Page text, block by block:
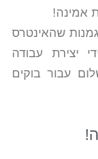
אמינה!
שהאינטרס
יצירת עבודה
עבור בוקים